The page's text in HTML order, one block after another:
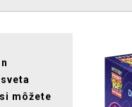
môžete